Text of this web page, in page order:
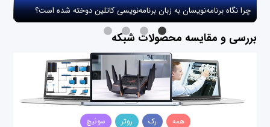
چرا نگاه برنامه‌نویسان به زبان برنامه‌نویسی کاتلین دوخته شده است؟
بررسی و مقایسه محصولات شبکه
همه رک روتر سوئیچ